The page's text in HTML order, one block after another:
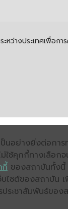
ว่างประเทศเพื่อก
นอย่างยิ่งต่อการ
ใช้คุกกี้ทางเลือก
กี้ ของสถาบันทั้ง
ซต์ของสถาบัน เ
ประชาสัมพันธ์ของ